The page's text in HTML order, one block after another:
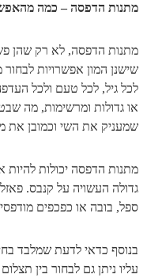
מתנות הדפסה – כמה
מתנות הדפסה, לא רק שהן
שישנן המון אפשרויות
לכל גיל, לכל טעם ולכל
או גדולות ומרשימות, מה
שמעניק את השי וכמובן את
מתנות הדפסה יכולות
גדולה העשויה על קנבס.
ספל, בובה או כפכפים
בנוסף כדאי לדעת שמלבד
עליו ניתן גם לבחור בין